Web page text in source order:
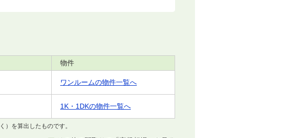
物件
ワンルームの物件一覧へ
1K・1DKの物件一覧へ
を算出したものです。